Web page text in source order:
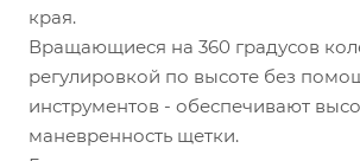
края.
Вращающиеся на 360 градусов
регулировкой по высоте без
инструментов - обеспечивают
маневренность щетки.